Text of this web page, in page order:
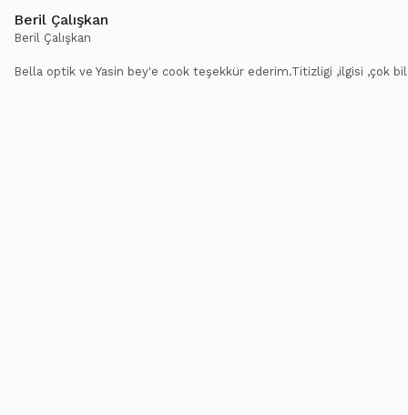
Beril Çalışkan
Beril Çalışkan
Bella optik ve Yasin bey'e cook teşekkür ederim.Titizligi ,ilgisi ,çok